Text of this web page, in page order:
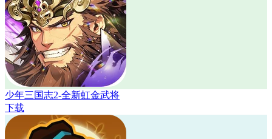
少年三国志2-全新虹金武将
下载